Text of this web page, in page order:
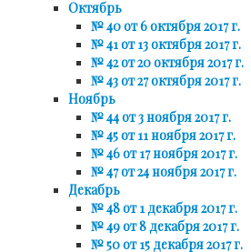
Октябрь
№ 40 от 6 октября 2017 г.
№ 41 от 13 октября 2017 г.
№ 42 от 20 октября 2017 г.
№ 43 от 27 октября 2017 г.
Ноябрь
№ 44 от 3 ноября 2017 г.
№ 45 от 11 ноября 2017 г.
№ 46 от 17 ноября 2017 г.
№ 47 от 24 ноября 2017 г.
Декабрь
№ 48 от 1 декабря 2017 г.
№ 49 от 8 декабря 2017 г.
№ 50 от 15 декабря 2017 г.